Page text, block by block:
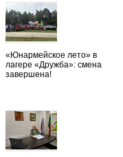
«Юнармейское лето» в
лагере «Дружба»: смена
завершена!